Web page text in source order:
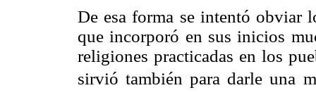
De esa forma se intentó obviar
que incorporó en sus inicios
religiones practicadas en los
sirvió también para darle una